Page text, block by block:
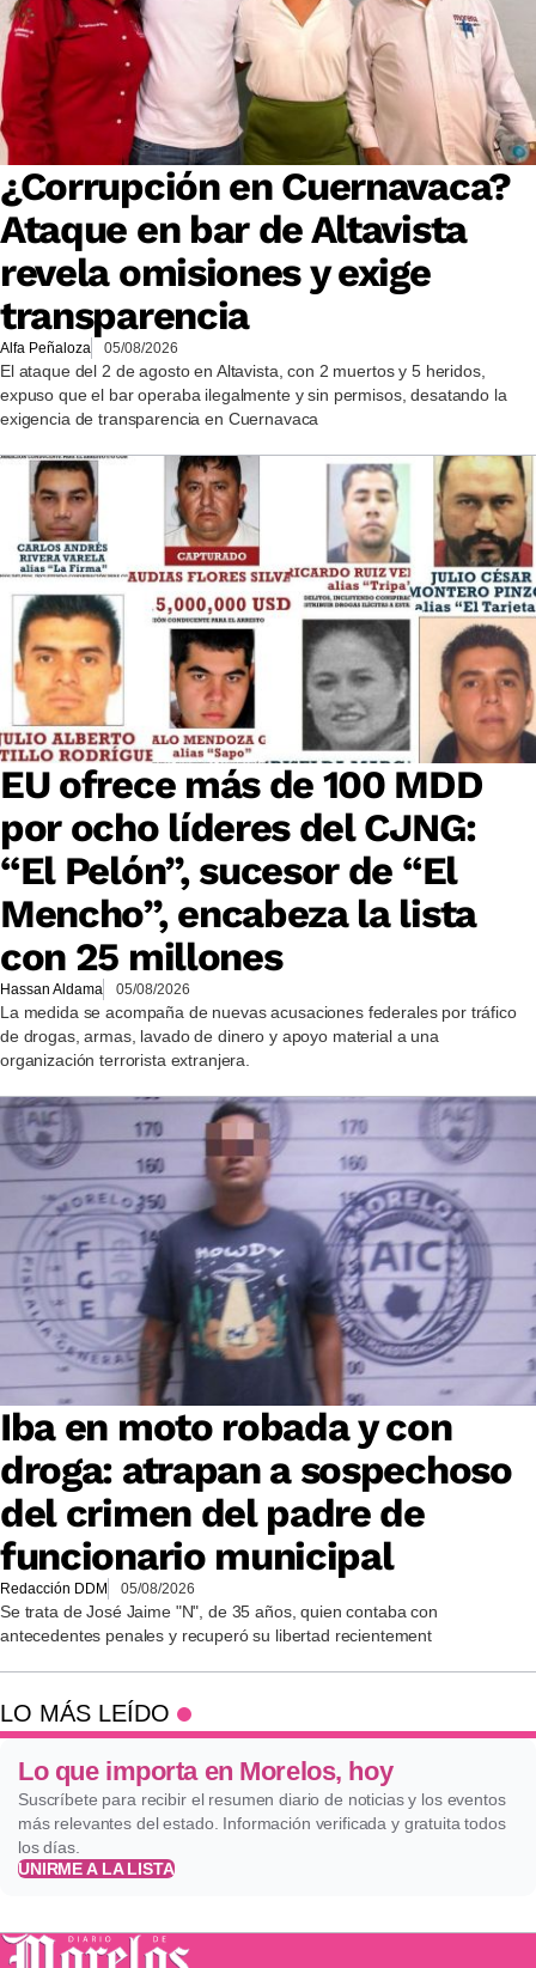
¿Corrupción en Cuernavaca?
Ataque en bar de Altavista
revela omisiones y exige
transparencia
Alfa Peñaloza 05/08/2026
El ataque del 2 de agosto en Altavista, con 2 muertos y 5 heridos,
expuso que el bar operaba ilegalmente y sin permisos, desatando la
exigencia de transparencia en Cuernavaca
EU ofrece más de 100 MDD
por ocho líderes del CJNG:
“El Pelón”, sucesor de “El
Mencho”, encabeza la lista
con 25 millones
Hassan Aldama 05/08/2026
La medida se acompaña de nuevas acusaciones federales por tráfico
de drogas, armas, lavado de dinero y apoyo material a una
organización terrorista extranjera.
Iba en moto robada y con
droga: atrapan a sospechoso
del crimen del padre de
funcionario municipal
Redacción DDM 05/08/2026
Se trata de José Jaime "N", de 35 años, quien contaba con
antecedentes penales y recuperó su libertad recientement
LO MÁS LEÍDO
Lo que importa en Morelos, hoy
Suscríbete para recibir el resumen diario de noticias y los eventos
más relevantes del estado. Información verificada y gratuita todos
los días.
UNIRME A LA LISTA